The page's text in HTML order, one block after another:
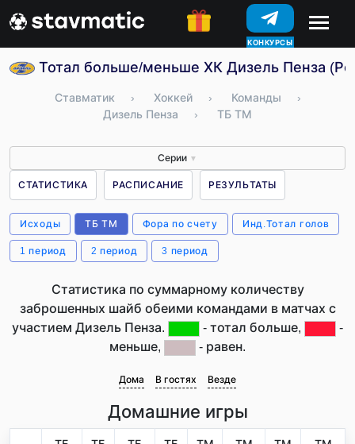
КОНКУРСЫ
Тотал больше/меньше ХК Дизель Пенза
Ставматик › Хоккей › Команды
›
Дизель Пенза
› ТБ ТМ
Серии ▼
СТАТИСТИКА РАСПИСАНИЕ РЕЗУЛЬТАТЫ
Исходы ТБ ТМ Фора по счету Инд.Тотал голов
1 период 2 период 3 период
Статистика по суммарному количеству
заброшенных шайб обеими командами в матчах с
участием Дизель Пенза.
- тотал больше,
-
меньше,
- равен.
Дома В гостях Везде
Домашние игры